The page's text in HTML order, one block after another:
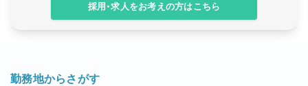
採用・求人をお考えの方はこちら
勤務地からさがす